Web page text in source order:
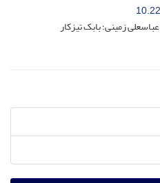
زمینی؛ بابک تیزکار